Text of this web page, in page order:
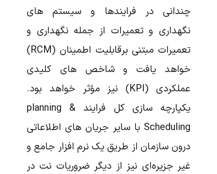
چندانی در فرایندها و سیستم های
نگهداری و تعمیرات از جمله نگهداری و
تعمیرات مبتنی برقابلیت اطمینان (RCM)
خواهد یافت و شاخص های کلیدی
عملکردی (KPI) نیز مؤثر خواهد بود.
یکپارچه سازی کل فرایند planning &
Scheduling با سایر جریان های اطلاعاتی
درون سازمان از طریق یک نرم افزار جامع و
غیر جزیره‌ای نیز از دیگر ضروریات نت در